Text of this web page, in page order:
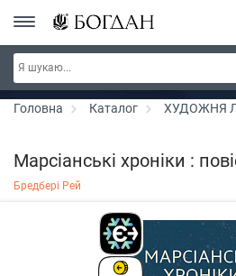
РОЗПРОДАЖ ~ 150 грн ~ 200 грн ~ 250 грн
300 грн ~ РОЗПРОДАЖ
Головна Каталог ХУДОЖНЯ
Марсіанські хроніки :
Бредбері Рей